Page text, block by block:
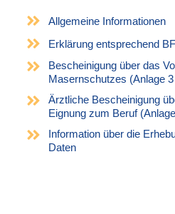
Allgemeine Informationen
Erklärung entsprechend
Bescheinigung über das
Masernschutzes (Anlage 3
Ärztliche Bescheinigung
Eignung zum Beruf
Information über die
Daten